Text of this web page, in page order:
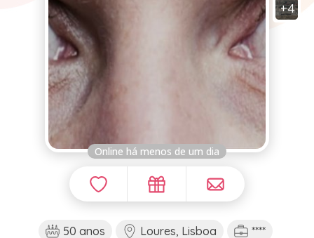
+4
Online há menos de um dia
50 anos Loures, Lisboa ****